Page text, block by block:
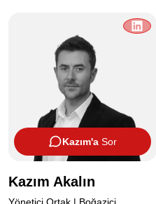
Kazım'a Sor
Kazım Akalın